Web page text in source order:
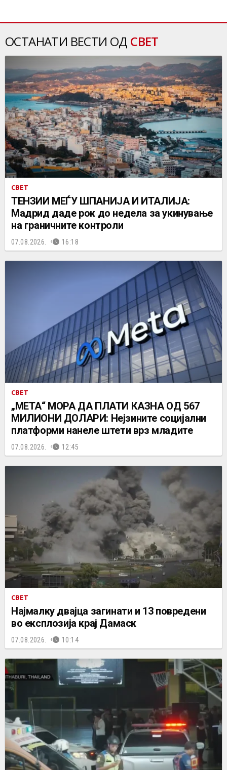
ОСТАНАТИ ВЕСТИ ОД СВЕТ
СВЕТ
ТЕНЗИИ МЕЃУ ШПАНИЈА И ИТАЛИЈА:
Мадрид даде рок до недела за укинување
на граничните контроли
07.08.2026. 16:18
СВЕТ
„МЕТА“ МОРА ДА ПЛАТИ КАЗНА ОД 567
МИЛИОНИ ДОЛАРИ: Нејзините социјални
платформи нанеле штети врз младите
07.08.2026. 12:45
СВЕТ
Најмалку двајца загинати и 13 повредени
во експлозија крај Дамаск
07.08.2026. 10:14